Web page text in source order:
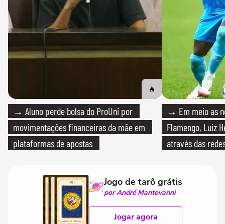
→ Aluno perde bolsa do ProUni por
movimentações financeiras da mãe em
plataformas de apostas
→ Em meio as
Flamengo, Luiz
através das
Jogo de tarô grátis
por André Mantovanni
Jogar agora